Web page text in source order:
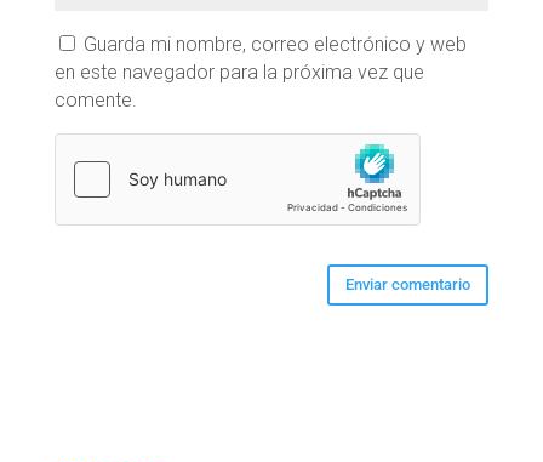
Guarda mi nombre, correo electrónico y web
en este navegador para la próxima vez que
comente.